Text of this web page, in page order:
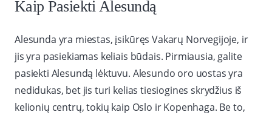
Kaip Pasiekti Alesundą
Alesunda yra miestas, įsikūręs Vakarų Norvegijoje, ir
jis yra pasiekiamas keliais būdais. Pirmiausia, galite
pasiekti Alesundą lėktuvu. Alesundo oro uostas yra
nedidukas, bet jis turi kelias tiesiogines skrydžius iš
kelionių centrų, tokių kaip Oslo ir Kopenhaga. Be to,